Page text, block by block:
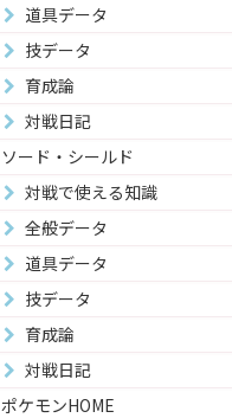
道具データ
技データ
育成論
対戦日記
ソード・シールド
対戦で使える知識
全般データ
道具データ
技データ
育成論
対戦日記
ポケモンHOME